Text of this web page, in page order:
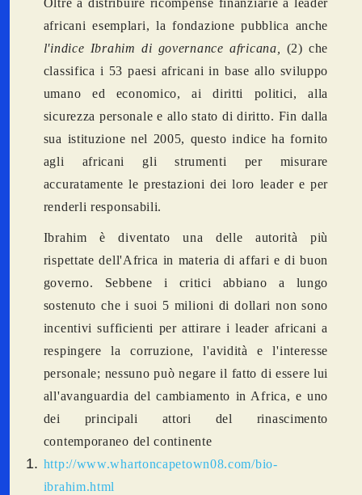
Oltre a distribuire ricompense finanziarie a leader
africani esemplari, la fondazione pubblica anche
l'indice Ibrahim di governance africana,
(2) che
classifica i 53 paesi africani in base allo sviluppo
umano ed economico, ai diritti politici, alla
sicurezza personale e allo stato di diritto. Fin dalla
sua istituzione nel 2005, questo indice ha fornito
agli africani gli strumenti per misurare
accuratamente le prestazioni dei loro leader e per
renderli responsabili.
Ibrahim è diventato una delle autorità più
rispettate dell'Africa in materia di affari e di buon
governo. Sebbene i critici abbiano a lungo
sostenuto che i suoi 5 milioni di dollari non sono
incentivi sufficienti per attirare i leader africani a
respingere la corruzione, l'avidità e l'interesse
personale; nessuno può negare il fatto di essere lui
all'avanguardia del cambiamento in Africa, e uno
dei principali attori del rinascimento
contemporaneo del continente
http://www.whartoncapetown08.com/bio-
ibrahim.html